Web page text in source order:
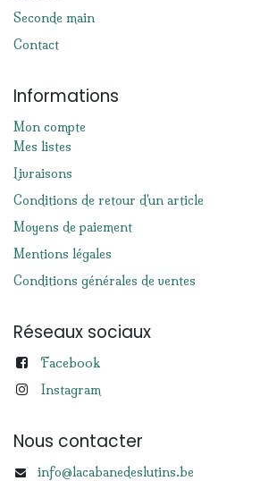
Seconde main
Contact
Informations
Mon compte
Mes listes
Livraisons
Conditions de retour d'un article
Moyens de paiement
Mentions légales
Conditions générales de ventes
Réseaux sociaux
Facebook
Instagram
Nous contacter
info@lacabanedeslutins.be